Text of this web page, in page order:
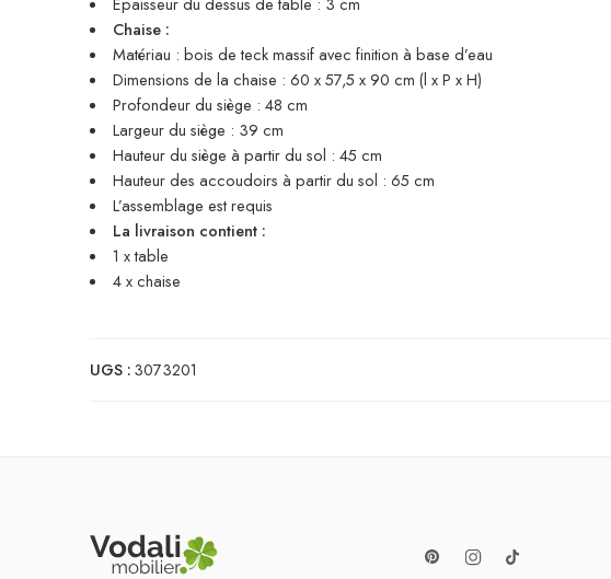
Chaise :
Matériau : bois de teck massif avec finition à base d’eau
Dimensions de la chaise : 60 x 57,5 x 90 cm (l x P x H)
Profondeur du siège : 48 cm
Largeur du siège : 39 cm
Hauteur du siège à partir du sol : 45 cm
Hauteur des accoudoirs à partir du sol : 65 cm
L’assemblage est requis
La livraison contient :
1 x table
4 x chaise
UGS :3073201